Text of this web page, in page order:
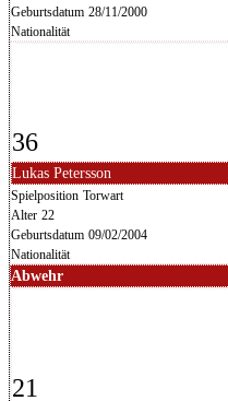
Geburtsdatum 28/11/2000
Nationalität
36
Lukas Petersson
Spielposition Torwart
Alter 22
Geburtsdatum 09/02/2004
Nationalität
Abwehr
21